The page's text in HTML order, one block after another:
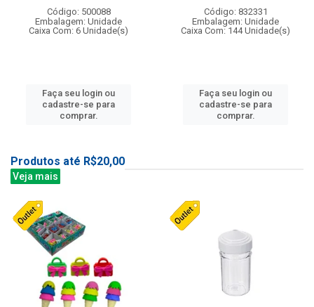
Código: 500088
Embalagem: Unidade
Caixa Com: 6 Unidade(s)
Faça seu login ou
cadastre-se para
comprar.
Código: 832331
Embalagem: Unidade
Caixa Com: 144 Unidade(s)
Faça seu login ou
cadastre-se para
comprar.
Produtos até R$20,00
Veja mais